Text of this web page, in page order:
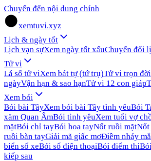
Chuyển đến nội dung chính
xemtuvi.xyz
Lịch & ngày tốt
Lịch vạn sựXem ngày tốt xấuChuyển đổi
Tử vi
Lá số tử viXem bát tự (tứ trụ)Tử vi trọn đời
ngàyVận hạn & sao hạnTử vi 12 con giáp
Xem bói
Bói bài TâyXem bói bài Tây tình yêuBói
xăm Quan ÂmBói tình yêuXem tuổi vợ
mặtBói chỉ tayBói hoa tayNốt ruồi mặtNốt
ruồi bàn tayGiải mã giấc mơĐiềm nháy
biển số xeBói số điện thoạiBói điểm thi
kiếp sau